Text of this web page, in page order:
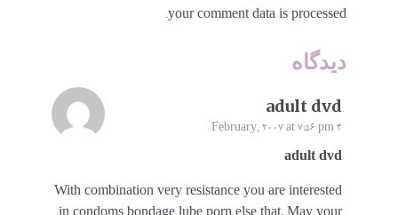
your comment data is processed.
دیدگاه
adult dvd
4 February, 2007 at 7:56 pm
adult dvd
With combination very resistance you are interested